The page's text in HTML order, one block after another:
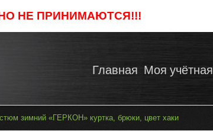
НЕ ПРИНИМАЮТСЯ!!!
Главная Моя
зимний «ГЕРКОН» куртка, брюки, цвет хаки